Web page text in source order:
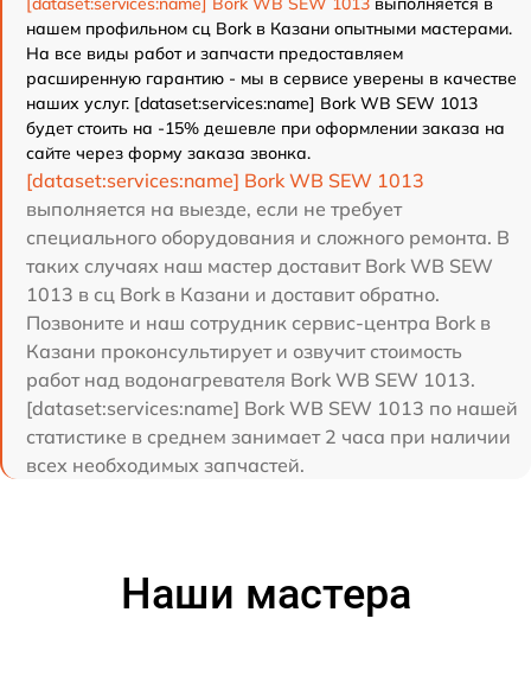
нашем профильном сц Bork в Казани опытными мастерами.
На все виды работ и запчасти предоставляем
расширенную гарантию - мы в сервисе уверены в качестве
наших услуг. [dataset:services:name] Bork WB SEW 1013
будет стоить на -15% дешевле при оформлении заказа на
сайте через форму заказа звонка.
[dataset:services:name] Bork WB SEW 1013
выполняется на выезде, если не требует
специального оборудования и сложного ремонта. В
таких случаях наш мастер доставит Bork WB SEW
1013 в сц Bork в Казани и доставит обратно.
Позвоните и наш сотрудник сервис-центра Bork в
Казани проконсультирует и озвучит стоимость
работ над водонагревателя Bork WB SEW 1013.
[dataset:services:name] Bork WB SEW 1013 по нашей
статистике в среднем занимает 2 часа при наличии
всех необходимых запчастей.
Наши мастера